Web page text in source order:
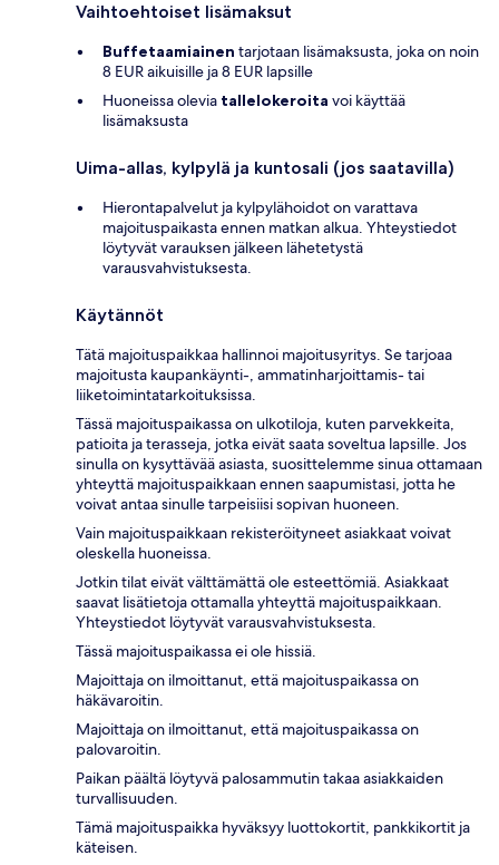
Vaihtoehtoiset lisämaksut
Buffetaamiainen tarjotaan lisämaksusta, joka on noin
8 EUR aikuisille ja 8 EUR lapsille
Huoneissa olevia tallelokeroita voi käyttää
lisämaksusta
Uima-allas, kylpylä ja kuntosali (jos saatavilla)
Hierontapalvelut ja kylpylähoidot on varattava
majoituspaikasta ennen matkan alkua. Yhteystiedot
löytyvät varauksen jälkeen lähetetystä
varausvahvistuksesta.
Käytännöt
Tätä majoituspaikkaa hallinnoi majoitusyritys. Se tarjoaa
majoitusta kaupankäynti-, ammatinharjoittamis- tai
liiketoimintatarkoituksissa.
Tässä majoituspaikassa on ulkotiloja, kuten parvekkeita,
patioita ja terasseja, jotka eivät saata soveltua lapsille. Jos
sinulla on kysyttävää asiasta, suosittelemme sinua ottamaan
yhteyttä majoituspaikkaan ennen saapumistasi, jotta he
voivat antaa sinulle tarpeisiisi sopivan huoneen.
Vain majoituspaikkaan rekisteröityneet asiakkaat voivat
oleskella huoneissa.
Jotkin tilat eivät välttämättä ole esteettömiä. Asiakkaat
saavat lisätietoja ottamalla yhteyttä majoituspaikkaan.
Yhteystiedot löytyvät varausvahvistuksesta.
Tässä majoituspaikassa ei ole hissiä.
Majoittaja on ilmoittanut, että majoituspaikassa on
häkävaroitin.
Majoittaja on ilmoittanut, että majoituspaikassa on
palovaroitin.
Paikan päältä löytyvä palosammutin takaa asiakkaiden
turvallisuuden.
Tämä majoituspaikka hyväksyy luottokortit, pankkikortit ja
käteisen.